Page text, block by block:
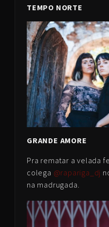
TEMPO NORTE
GRANDE AMORE
Pra rematar a velada
colega @rapariga_dj
na madrugada.